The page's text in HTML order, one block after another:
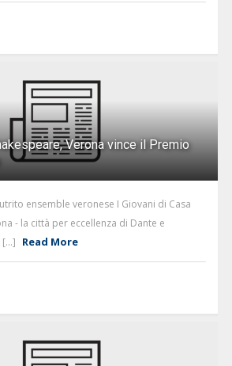
Verona vince il Premio
ensemble veronese I Giovani di Casa
- la città per eccellenza di Dante e
Read More